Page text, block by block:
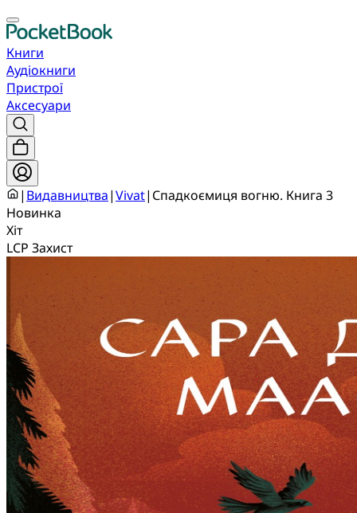
Книги
Аудіокниги
Пристрої
Аксесуари
| Видавництва|Vivat| Спадкоємиця вогню. Книга 3
Новинка
Хіт
LCP Захист